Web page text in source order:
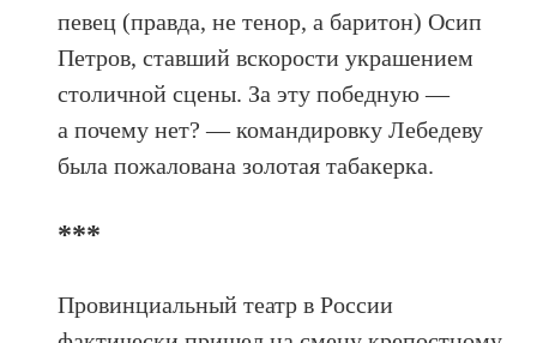
певец (правда, не тенор, а баритон) Осип
Петров, ставший вскорости украшением
столичной сцены. За эту победную —
а почему нет? — командировку Лебедеву
была пожалована золотая табакерка.
***
Провинциальный театр в России